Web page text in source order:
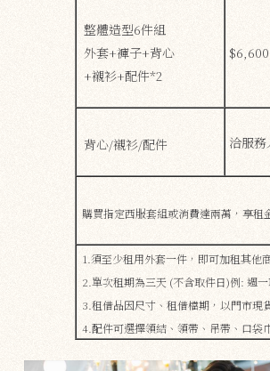
整體造型6件組
外套+褲子+背心
+襯衫+配件*2
$6,600
背心/襯衫/配件 洽服務
購買指定西服套組或消費達兩萬，享租
1.須至少租用外套一件，即可加租其他
2.單次租期為三天 (不含取件日)例: 週
3.租借品因尺寸、租借檔期，​​以門市現
4.配件可選擇領結、領帶、吊帶、口袋